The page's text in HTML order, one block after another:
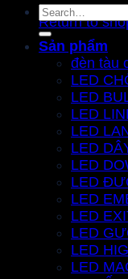
Return to
Search
for:
Sản phẩm
đèn tàu
LED
LED
LED
LED
LED
LED
LED
LED
LED
LED
LED
LED